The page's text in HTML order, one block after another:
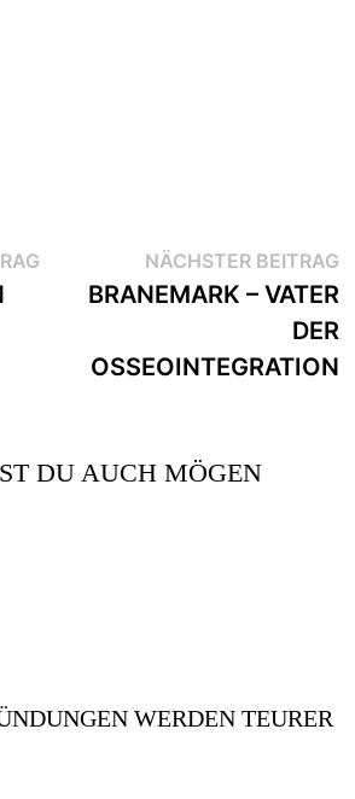
NÄCHSTER BEITRAG
BRANEMARK – VATER
DER
OSSEOINTEGRATION
DU AUCH MÖGEN
WERDEN TEURER